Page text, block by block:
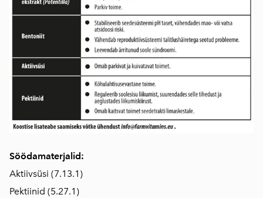
Söödamaterjalid:
Aktiivsüsi (7.13.1)
Pektiinid (5.27.1)